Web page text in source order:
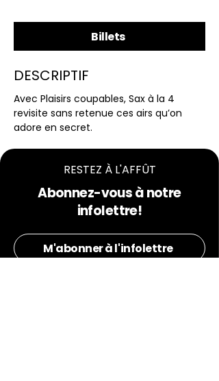
Billets
DESCRIPTIF
Avec Plaisirs coupables, Sax à la 4
revisite sans retenue ces airs qu’on
adore en secret.
RESTEZ À L'AFFÛT
Abonnez-vous à notre
infolettre!
M'abonner à l'infolettre